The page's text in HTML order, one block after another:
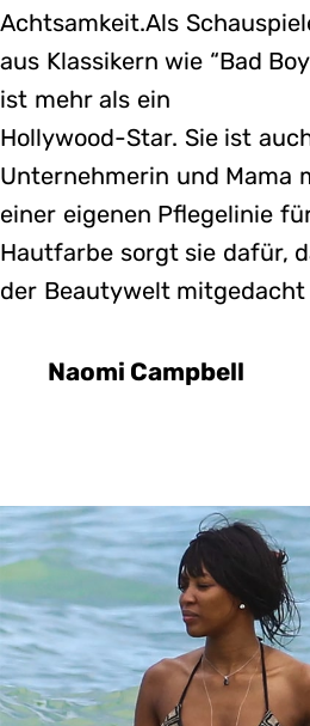
Achtsamkeit.Als
aus Klassikern wie “Bad
ist mehr als ein
Hollywood-Star. Sie ist
Unternehmerin und Mama
einer eigenen Pflegelinie
Hautfarbe sorgt sie dafür,
der Beautywelt
Naomi Campbell